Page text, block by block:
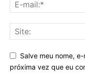
Salve meu nome,
próxima vez que eu